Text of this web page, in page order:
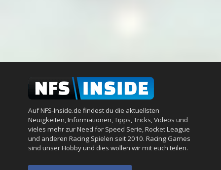
Auf NFS-Inside.de findest du die aktuellsten
Neuigkeiten, Informationen, Tipps, Tricks, Videos und
vieles mehr zur Need for Speed Serie, Rocket League
und anderen Racing Spielen seit 2010. Racing Games
sind unser Hobby und dies wollen wir mit euch teilen.